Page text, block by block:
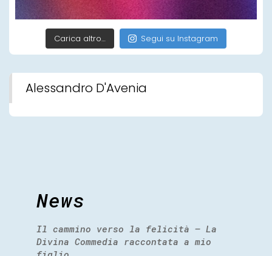
Carica altro… Segui su Instagram
Alessandro D'Avenia
News
Il cammino verso la felicità – La
Divina Commedia raccontata a mio